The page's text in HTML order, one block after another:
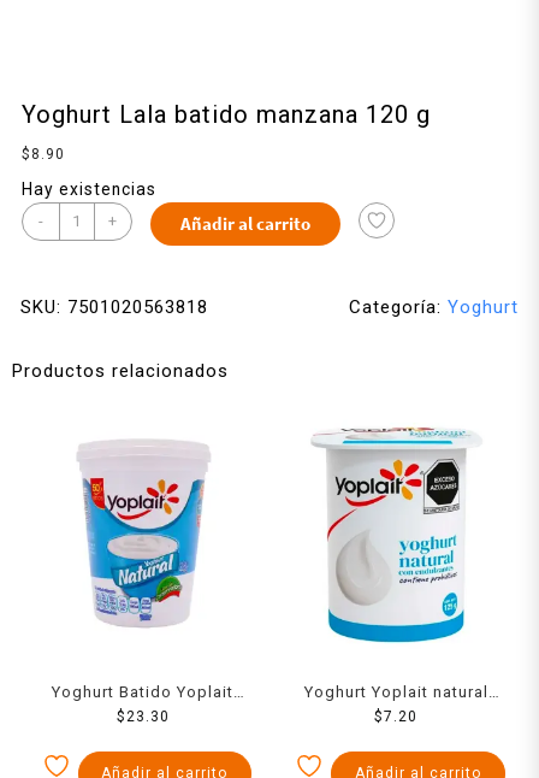
Yoghurt Lala batido manzana 120 g
$ 8.90
Hay existencias
- + Añadir al carrito
SKU: 7501020563818 Categoría: Yoghurt
Productos relacionados
Yoghurt Batido Yoplait
Natural 442 Grs
$ 23.30
Añadir al carrito
Yoghurt Yoplait natural
con probióticos 125 g
$7.20
Añadir al carrito